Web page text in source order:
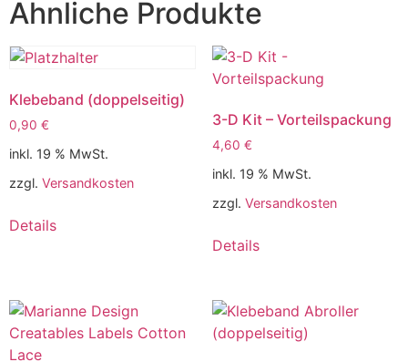
Ähnliche Produkte
Klebeband (doppelseitig)
0,90 €
inkl. 19 % MwSt.
zzgl. Versandkosten
Details
3-D Kit – Vorteilspackung
4,60 €
inkl. 19 % MwSt.
zzgl. Versandkosten
Details